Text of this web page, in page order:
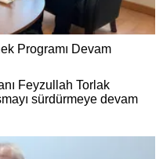
Programı Devam
Feyzullah Torlak
sürdürmeye devam